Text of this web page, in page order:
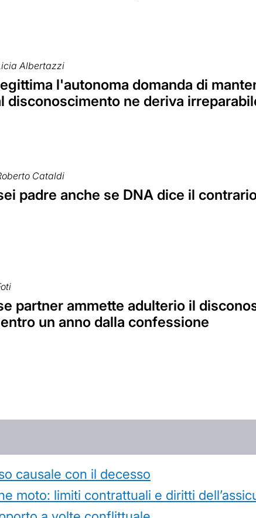
Albertazzi
l'autonoma domanda di
disconoscimento ne deriva
Cataldi
padre anche se DNA dice il
partner ammette adulterio il
un anno dalla confessione
causale con il decesso
moto: limiti contrattuali e diritti